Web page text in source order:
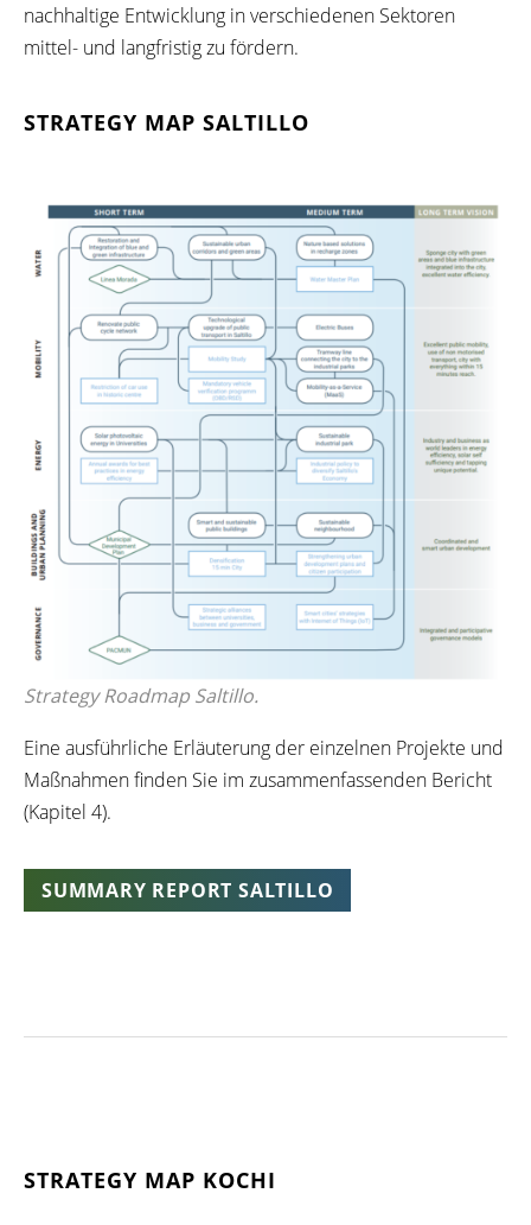
nachhaltige Entwicklung inverschiedenen Sektoren
mittel- und langfristigzu fördern.
STRATEGY MAP SALTILLO
Strategy Roadmap Saltillo.
Eine ausführliche Erläuterung der einzelnen Projekte und
Maßnahmenfinden Sie im zusammenfassenden Bericht
(Kapitel 4).
SUMMARY REPORT SALTILLO
STRATEGY MAP KOCHI